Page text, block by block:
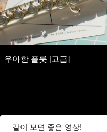
우아한 플룻 [고급]
같이 보면 좋은 영상!